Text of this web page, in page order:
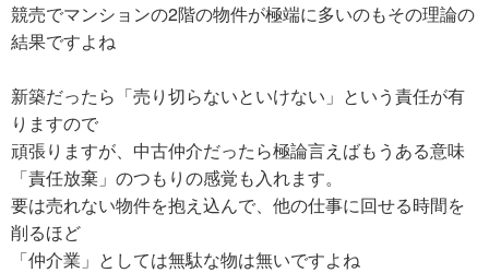
競売でマンションの2階の物件が極端に多いのもその理論の
結果ですよね
新築だったら「売り切らないといけない」という責任が有
りますので
頑張りますが、中古仲介だったら極論言えばもうある意味
「責任放棄」のつもりの感覚も入れます。
要は売れない物件を抱え込んで、他の仕事に回せる時間を
削るほど
「仲介業」としては無駄な物は無いですよね